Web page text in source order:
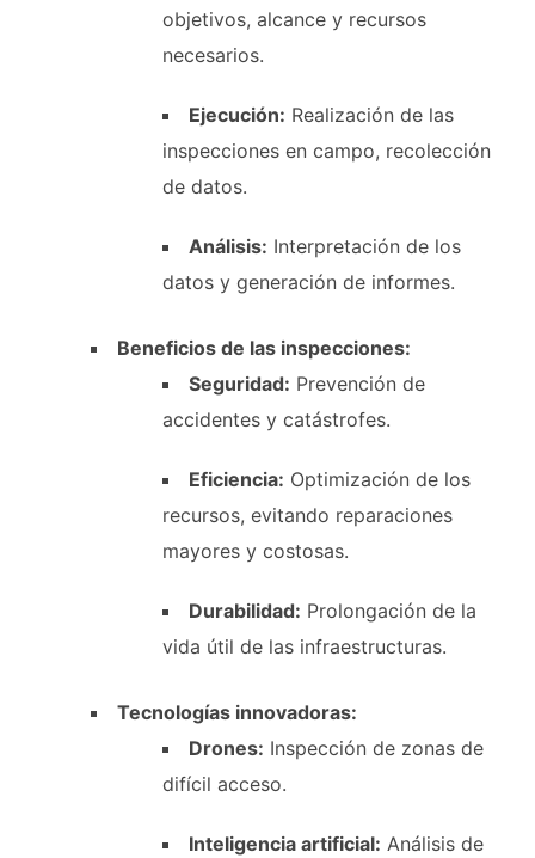
objetivos, alcance y recursos
necesarios.
Ejecución: Realización de las
inspecciones en campo, recolección
de datos.
Análisis: Interpretación de los
datos y generación de informes.
Beneficios de las inspecciones:
Seguridad: Prevención de
accidentes y catástrofes.
Eficiencia: Optimización de los
recursos, evitando reparaciones
mayores y costosas.
Durabilidad: Prolongación de la
vida útil de las infraestructuras.
Tecnologías innovadoras:
Drones: Inspección de zonas de
difícil acceso.
Inteligencia artificial: Análisis de